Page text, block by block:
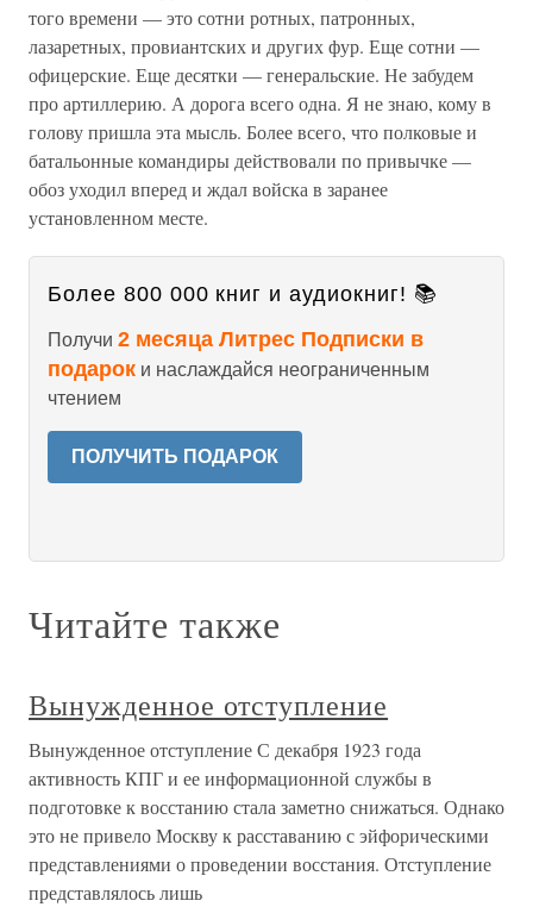
того времени — это сотни ротных, патронных,
лазаретных, провиантских и других фур. Еще сотни —
офицерские. Еще десятки — генеральские. Не забудем
про артиллерию. А дорога всего одна. Я не знаю, кому в
голову пришла эта мысль. Более всего, что полковые и
батальонные командиры действовали по привычке —
обоз уходил вперед и ждал войска в заранее
установленном месте.
Более 800 000 книг и аудиокниг! 📚
Получи 2 месяца Литрес Подписки в
подарок и наслаждайся неограниченным
чтением
ПОЛУЧИТЬ ПОДАРОК
Читайте также
Вынужденное отступление
Вынужденное отступление С декабря 1923 года
активность КПГ и ее информационной службы в
подготовке к восстанию стала заметно снижаться. Однако
это не привело Москву к расставанию с эйфорическими
представлениями о проведении восстания. Отступление
представлялось лишь